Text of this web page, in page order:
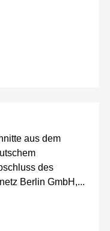
aus dem
des
Berlin GmbH,...